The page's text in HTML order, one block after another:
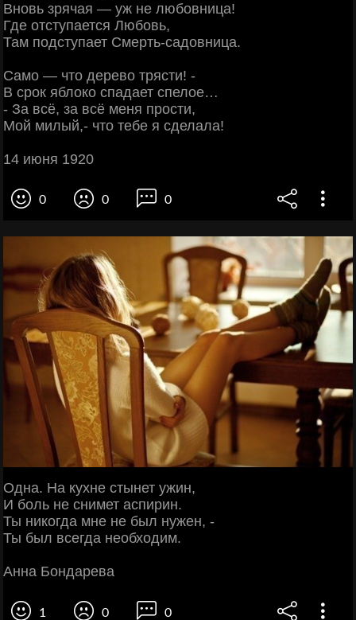
Вновь зрячая — уж не любовница!
Где отступается Любовь,
Там подступает Смерть-садовница.
Самo — что дерево трясти! -
В срок яблоко спадает спелое…
- За всё, за всё меня прости,
Мой милый,- что тебе я сделала!
14 июня 1920
0 0 0
Одна. На кухне стынет ужин,
И боль не снимет аспирин.
Ты никогда мне не был нужен, -
Ты был всегда необходим.
Анна Бондарева
1 0 0